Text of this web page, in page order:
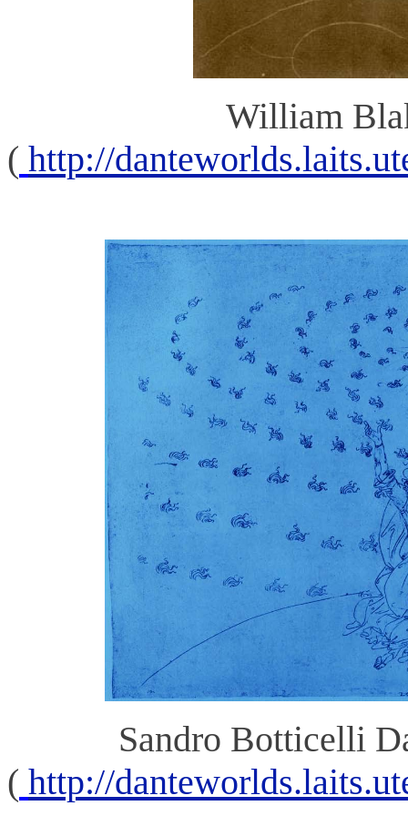
William
( http://
Sandro Botticelli
( http://